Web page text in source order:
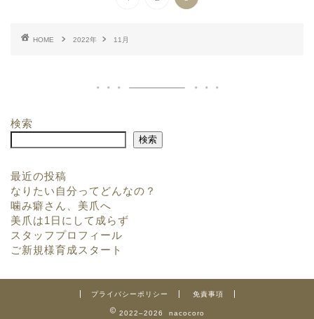
HOME 2022年 11月
検索
検索
最近の投稿
なりたい自分ってどんなの？
噛み癖さん、美爪へ
美爪は1日にして成らず
スタッフプロフィール
ご新規様育成スタート
プライバシーポリシー 免責事項
2022–2026 nacocoro